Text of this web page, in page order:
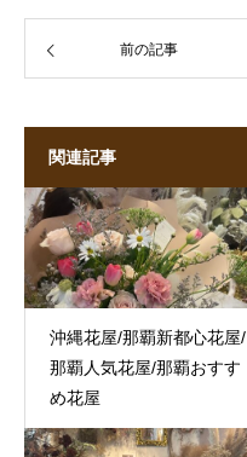
前の記事
関連記事
沖縄花屋/那覇新都心花屋/
那覇人気花屋/那覇おすす
め花屋